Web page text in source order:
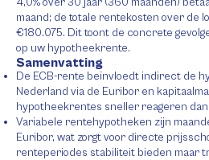
maand; de totale rentekosten over de
€180.075. Dit toont de concrete
op uw hypotheekrente.
Samenvatting
De ECB-rente beïnvloedt indirect de
Nederland via de Euribor en
hypotheekrentes sneller reageren
Variabele rentehypotheken zijn
Euribor, wat zorgt voor directe
renteperiodes stabiliteit bieden maar